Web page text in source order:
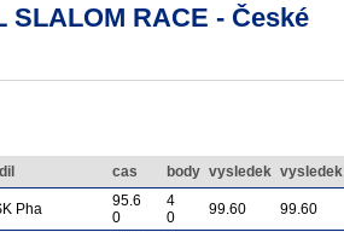
SLALOM RACE - České
cas body vysledek vysledek
Pha
95.6
0
4
0
99.60 99.60